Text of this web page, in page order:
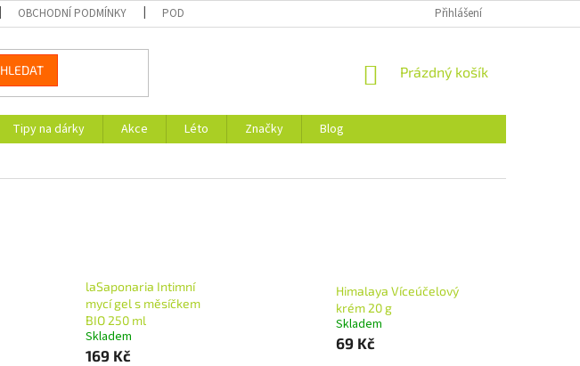
OBCHODNÍ PODMÍNKY PODMÍNKY OCHRANY OSOBNÍCH ÚDAJŮ Přihlášení
HLEDAT
NÁKUPNÍ
Prázdný košík
Tipy na dárky Akce Léto Značky
Blog
laSaponaria Intimní
mycí gel s měsíčkem
BIO 250 ml
Skladem
169 Kč
Himalaya Víceúčelový
krém 20 g
Skladem
69 Kč